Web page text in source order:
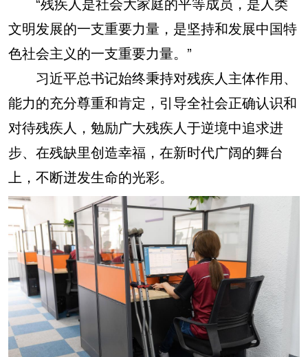
文明发展的一支重要力量，是坚持和发展中国特
色社会主义的一支重要力量。”
习近平总书记始终秉持对残疾人主体作用、
能力的充分尊重和肯定，引导全社会正确认识和
对待残疾人，勉励广大残疾人于逆境中追求进
步、在残缺里创造幸福，在新时代广阔的舞台
上，不断迸发生命的光彩。